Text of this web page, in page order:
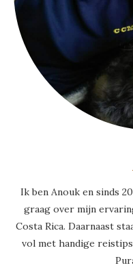
Ik ben Anouk en sinds
graag over mijn
Costa Rica. Daarnaast
vol met handige